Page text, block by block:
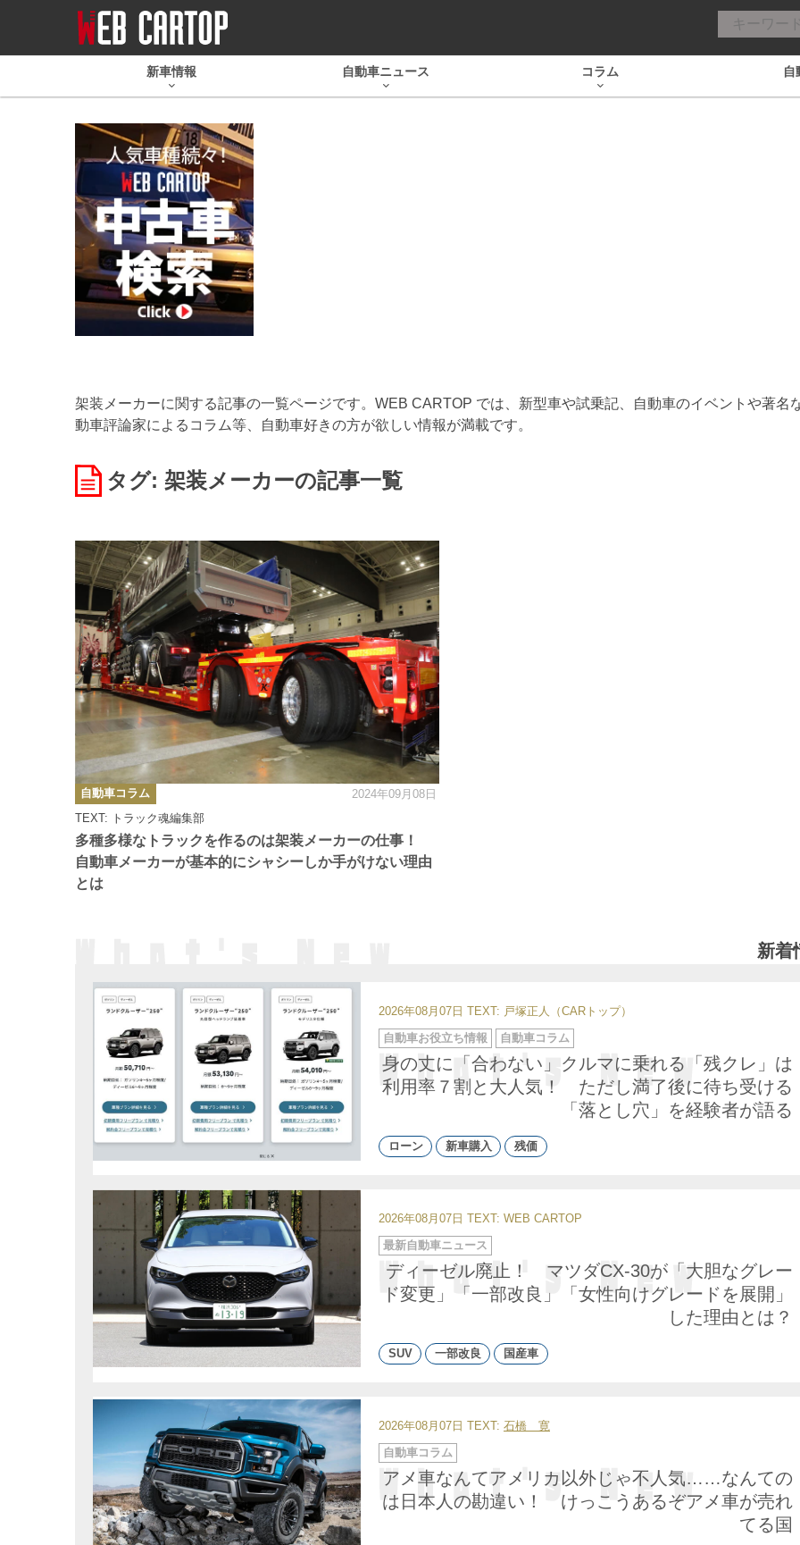
新車情報 自動車ニュース コラム 自
架装メーカーに関する記事の一覧ページです。WEB CARTOP では、新型車や試乗記、自動車のイベントや著名
動車評論家によるコラム等、自動車好きの方が欲しい情報が満載です。
タグ: 架装メーカーの記事一覧
多種多様なトラックを作るのは架装メーカーの仕事！
自動車メーカーが基本的にシャシーしか手がけない理由
とは
TEXT: トラック魂編集部
カ
テ
ゴ
リ
ー
自動車コラム 2024年09月08日
新着
2026年08月07日 TEXT: 戸塚正人（CARトップ）
身の丈に「合わない」クルマに乗れる「残クレ」は
利用率７割と大人気！ ただし満了後に待ち受ける
「落とし穴」を経験者が語る
カ
テ
ゴ
リ
ー
自動車お役立ち情報 自動車コラム
ローン 新車購入 残価
2026年08月07日 TEXT: WEB CARTOP
ディーゼル廃止！ マツダCX-30が「大胆なグレー
ド変更」「一部改良」「女性向けグレードを展開」
した理由とは？
カ
テ
ゴ
リ
ー
最新自動車ニュース
SUV 一部改良 国産車
2026年08月07日 TEXT: 石橋 寛
アメ車なんてアメリカ以外じゃ不人気……なんての
は日本人の勘違い！ けっこうあるぞアメ車が売れ
てる国
カ
テ
ゴ
リ
ー
自動車コラム